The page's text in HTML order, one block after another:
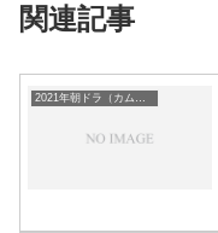
関連記事